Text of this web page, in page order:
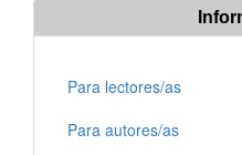
Para lectores/as
Para autores/as